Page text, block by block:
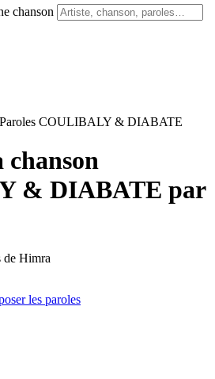
chanson
Paroles COULIBALY & DIABATE
chanson
& DIABATE par
de Himra
les paroles